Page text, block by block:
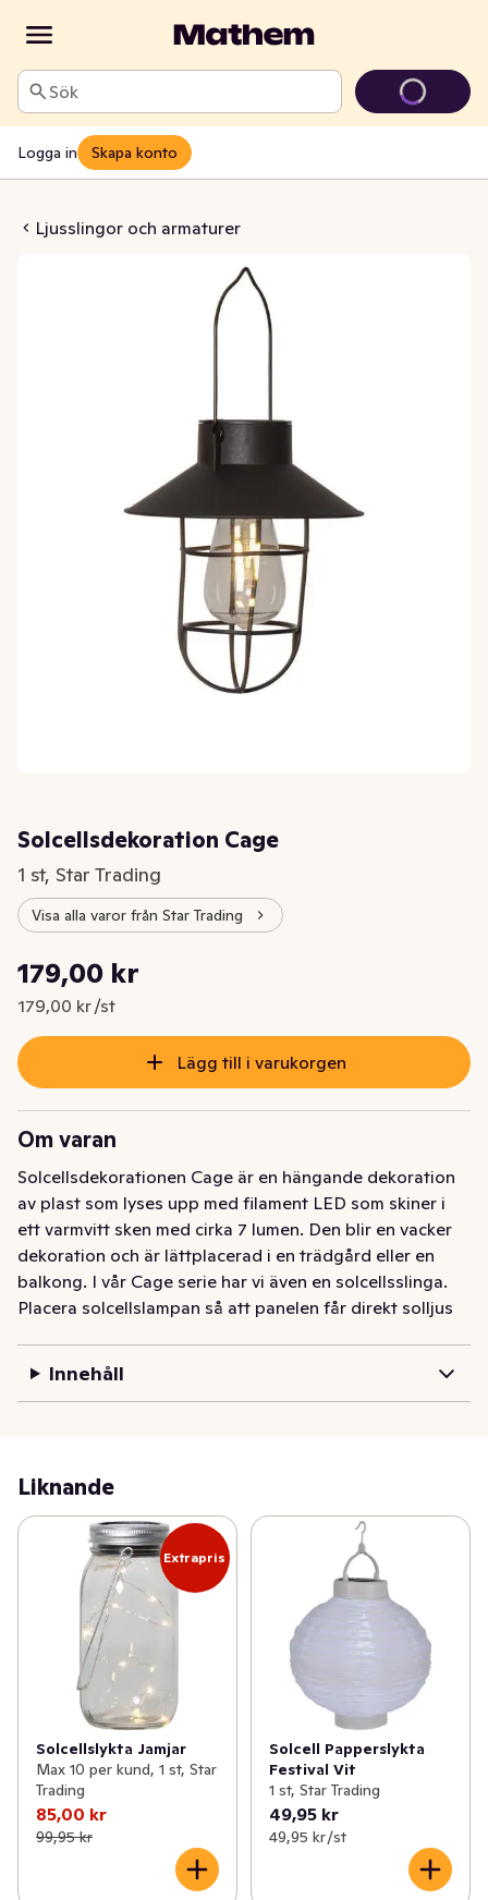
Sök
Logga in Skapa konto
Ljusslingor och armaturer
Cage
Solcellsdekoration Cage
1 st, Star Trading
Visa alla varor från Star Trading
Nuvarande pris är: 179,00 kr
179,00 kr
179,00 kr /st
Styckpris: 179,00 kr /st
Lägg till i varukorgen
Om varan
Solcellsdekorationen Cage är en hängande dekoration
av plast som lyses upp med filament LED som skiner i
ett varmvitt sken med cirka 7 lumen. Den blir en vacker
dekoration och är lättplacerad i en trädgård eller en
balkong. I vår Cage serie har vi även en solcellsslinga.
Placera solcellslampan så att panelen får direkt solljus
1 batteri AAArechargeableNiMH ingår. Brinntid ca. 5h.
Innehåll
Liknande
Extrapris
Solcellslykta Jamjar
Max 10 per kund, 1 st, Star
Trading
85,00 kr
99,95 kr
Solcell Papperslykta
Festival Vit
1 st, Star Trading
49,95 kr
49,95 kr /st